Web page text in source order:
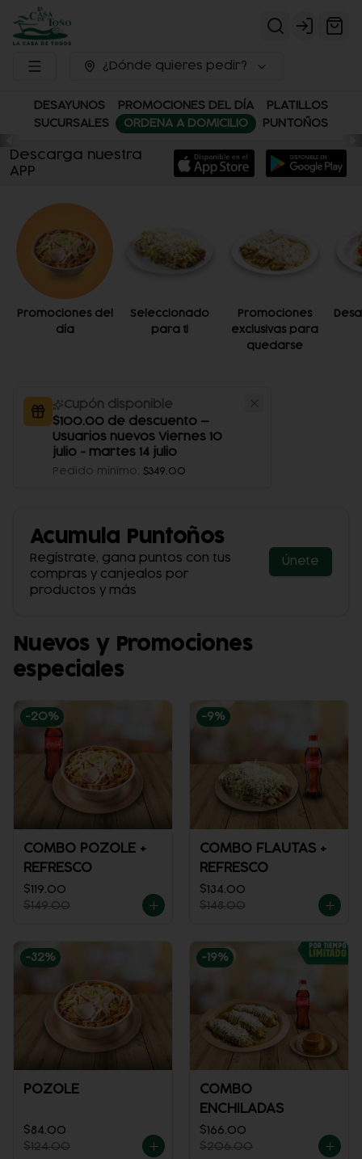
Login
¿Dónde quieres pedir?
DESAYUNOS PROMOCIONES DEL DÍA
PLATILLOS
SUCURSALES
ORDENA A DOMICILIO PUNTOÑOS
Descarga nuestra
APP
Promociones del
día
Seleccionado
para ti
Promociones
exclusivas para
quedarse
Cupón disponible
$100.00 de descuento —
Usuarios nuevos Viernes 10
julio - martes 14 julio
Pedido mínimo: $349.00
Acumula Puntoños
Regístrate, gana puntos con tus
compras y canjealos por
productos y más
Únete
Nuevos y Promociones
especiales
-20%
COMBO POZOLE +
REFRESCO
$119.00
$149.00
-9%
COMBO FLAUTAS +
REFRESCO
$134.00
$148.00
-32%
POZOLE
$84.00
$124.00
-19%
COMBO
ENCHILADAS
$166.00
$206.00